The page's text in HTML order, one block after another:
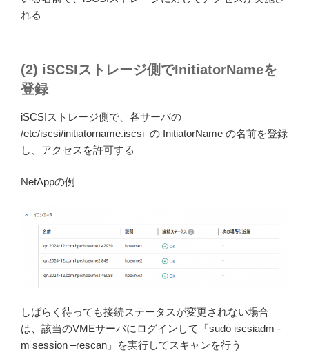
れる
(2) iSCSIストレージ側でInitiatorNameを
登録
iSCSIストレージ側で、各サーバの
/etc/iscsi/initiatorname.iscsi の InitiatorName の名前を登録
し、アクセスを許可する
NetAppの例
しばらく待っても接続ステータスが変更されない場合
は、該当のVMEサーバにログインして「sudo iscsiadm -
m session –rescan」を実行してスキャンを行う